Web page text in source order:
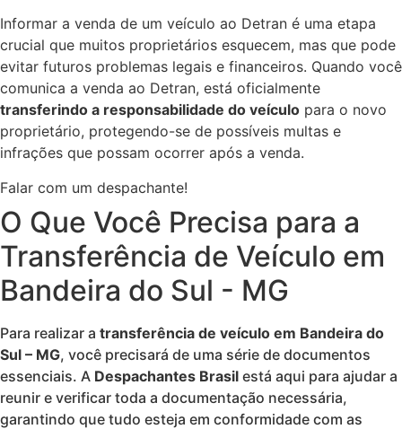
Informar a venda de um veículo ao Detran é uma etapa
crucial que muitos proprietários esquecem, mas que pode
evitar futuros problemas legais e financeiros. Quando você
comunica a venda ao Detran, está oficialmente
transferindo a responsabilidade do veículo para o novo
proprietário, protegendo-se de possíveis multas e
infrações que possam ocorrer após a venda.
Falar com um despachante!
O Que Você Precisa para a
Transferência de Veículo em
Bandeira do Sul - MG
Para realizar a transferência de veículo em Bandeira do
Sul – MG, você precisará de uma série de documentos
essenciais. A Despachantes Brasil está aqui para ajudar a
reunir e verificar toda a documentação necessária,
garantindo que tudo esteja em conformidade com as